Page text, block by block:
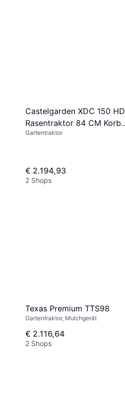
Castelgarden XDC 150 HD
Rasentraktor 84 CM Korb
Bund 200 L
Gartentraktor
€ 2.194,93
2 Shops
Texas Premium TTS98
Gartentraktor, Mulchgerät
€ 2.116,64
2 Shops